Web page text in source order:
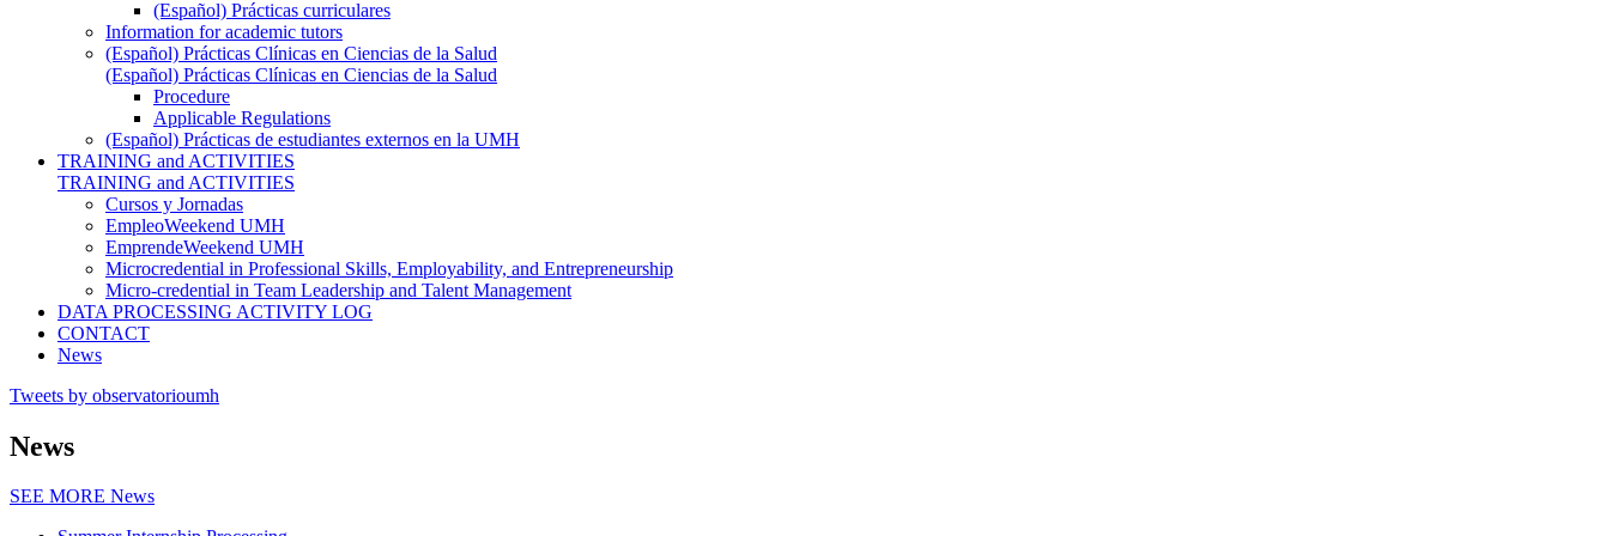
(Español) Prácticas curriculares
Information for academic tutors
(Español) Prácticas Clínicas en Ciencias de la Salud
(Español) Prácticas Clínicas en Ciencias de la Salud
Procedure
Applicable Regulations
(Español) Prácticas de estudiantes externos en la UMH
TRAINING and ACTIVITIES
TRAINING and ACTIVITIES
Cursos y Jornadas
EmpleoWeekend UMH
EmprendeWeekend UMH
Microcredential in Professional Skills, Employability, and Entrepreneurship
Micro-credential in Team Leadership and Talent Management
DATA PROCESSING ACTIVITY LOG
CONTACT
News
Tweets by observatorioumh
News
SEE MORE News